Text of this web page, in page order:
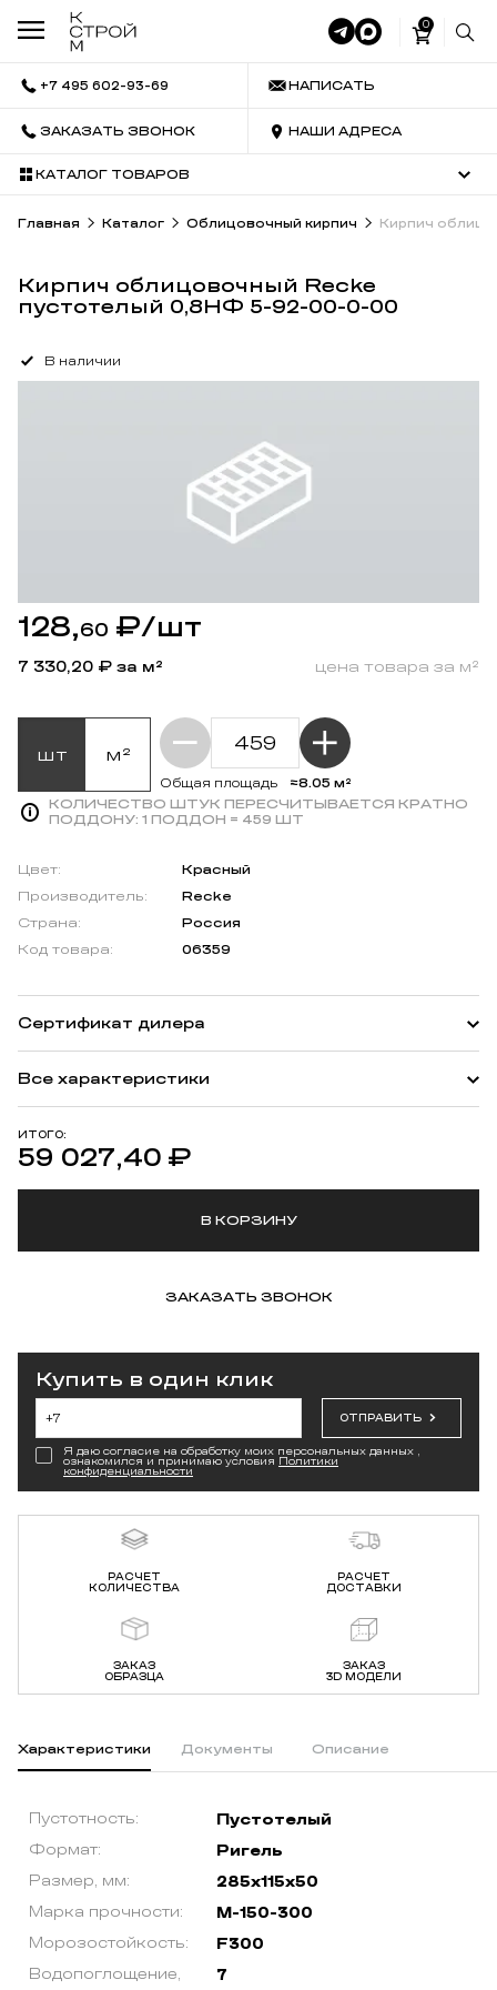
0
+7 495 602-93-69 НАПИСАТЬ
ЗАКАЗАТЬ ЗВОНОК НАШИ АДРЕСА
КАТАЛОГ ТОВАРОВ
Главная Каталог Облицовочный кирпич Кирпич
Кирпич облицовочный Recke
пустотелый 0,8НФ 5-92-00-0-00
В наличии
128,60 ₽/шт
7 330,20 ₽ за м² цена товара за м²
шт м²
Общая площадь
≈8.05 м²
КОЛИЧЕСТВО ШТУК ПЕРЕСЧИТЫВАЕТСЯ КРАТНО
ПОДДОНУ: 1 ПОДДОН = 459 ШТ
ИТОГО:
59 027,40 ₽
В КОРЗИНУ
ЗАКАЗАТЬ ЗВОНОК
Цвет:
Красный
Производитель:
Recke
Страна:
Россия
Код товара:
06359
Все характеристики
Сертификат дилера
Купить в один клик
ОТПРАВИТЬ
Я даю согласие на обработку моих персональных данных ,
ознакомился и принимаю условия Политики
конфиденциальности
РАСЧЕТ
КОЛИЧЕСТВА
РАСЧЕТ
ДОСТАВКИ
ЗАКАЗ
ОБРАЗЦА
ЗАКАЗ
3D МОДЕЛИ
Характеристики Документы Описание
Пустотность: Пустотелый
Формат: Ригель
Размер, мм: 285х115х50
Марка прочности: М-150-300
Морозостойкость: F300
Водопоглощение,
7